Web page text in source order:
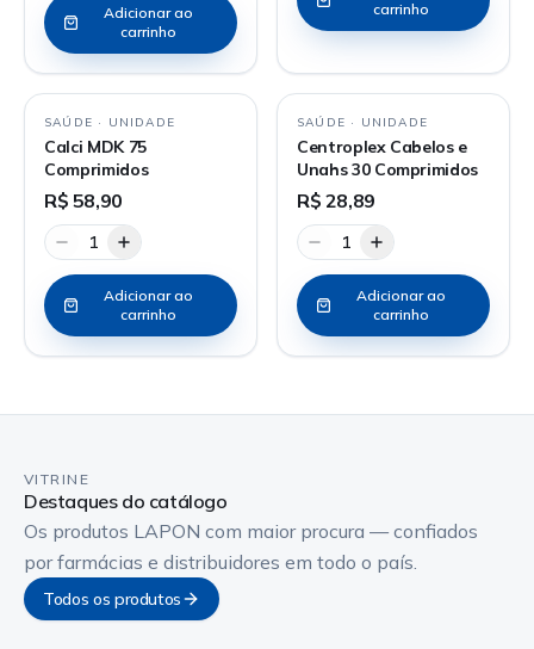
Adicionar ao
carrinho
carrinho
SAÚDE · UNIDADE
Calci MDK 75
Comprimidos
R$ 58,90
1
Adicionar ao
carrinho
SAÚDE · UNIDADE
Centroplex Cabelos e
Unahs 30 Comprimidos
R$ 28,89
1
Adicionar ao
carrinho
VITRINE
Destaques do catálogo
Os produtos LAPON com maior procura — confiados
por farmácias e distribuidores em todo o país.
Todos os produtos